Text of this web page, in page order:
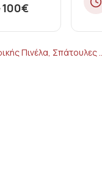
100€
Πινέλα, Σπάτουλες